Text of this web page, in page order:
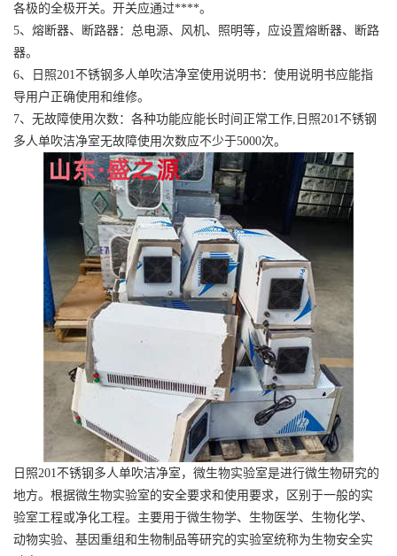
各极的全极开关。开关应通过****。
5、熔断器、断路器：总电源、风机、照明等，应设置熔断器、断路
器。
6、日照201不锈钢多人单吹洁净室使用说明书：使用说明书应能指
导用户正确使用和维修。
7、无故障使用次数：各种功能应能长时间正常工作,日照201不锈钢
多人单吹洁净室无故障使用次数应不少于5000次。
日照201不锈钢多人单吹洁净室，微生物实验室是进行微生物研究的
地方。根据微生物实验室的安全要求和使用要求，区别于一般的实
验室工程或净化工程。主要用于微生物学、生物医学、生物化学、
动物实验、基因重组和生物制品等研究的实验室统称为生物安全实